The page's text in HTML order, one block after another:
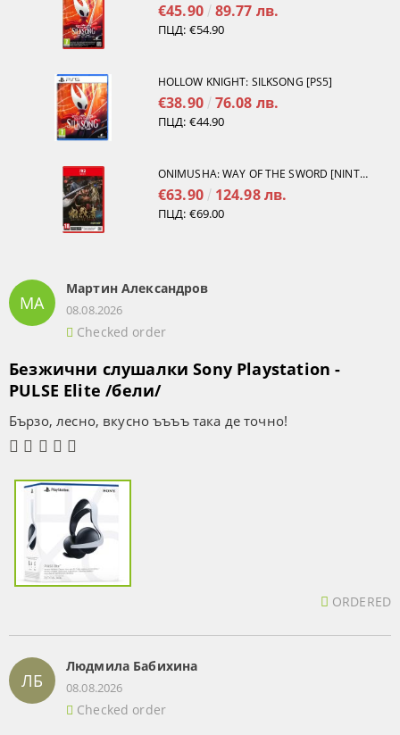
€45.90 89.77 лв.
ПЦД: €54.90
HOLLOW KNIGHT: SILKSONG [PS5]
€38.90 76.08 лв.
ПЦД: €44.90
ONIMUSHA: WAY OF THE SWORD [NINTENDO SWITCH 2]
€63.90 124.98 лв.
ПЦД: €69.00
МА
Мартин Александров
08.08.2026
Checked order
Безжични слушалки Sony Playstation -
PULSE Elite /бели/
Бързо, лесно, вкусно ъъъъ така де точно!
ORDERED
ЛБ
Людмила Бабихина
08.08.2026
Checked order